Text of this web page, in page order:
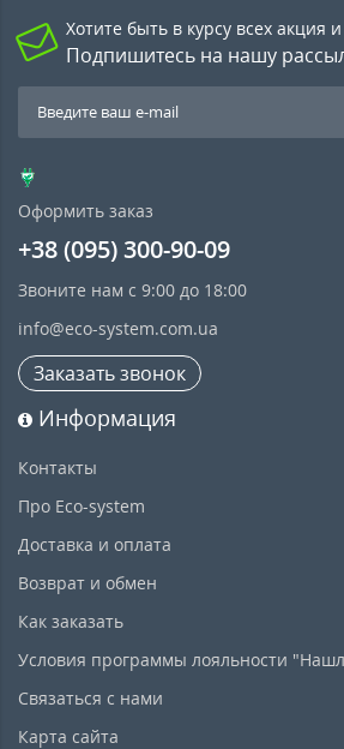
Хотите быть в курсу всех акция и
Подпишитесь на нашу
Оформить заказ
+38 (095) 300-90-09
Звоните нам с 9:00 до 18:00
info@eco-system.com.ua
Заказать звонок
Информация
Контакты
Про Eco-system
Доставка и оплата
Возврат и обмен
Как заказать
Условия программы лояльности
Связаться с нами
Карта сайта